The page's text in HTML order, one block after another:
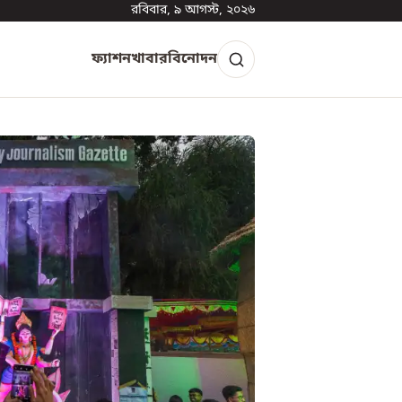
রবিবার, ৯ আগস্ট, ২০২৬
ফ্যাশনখাবারবিনোদন